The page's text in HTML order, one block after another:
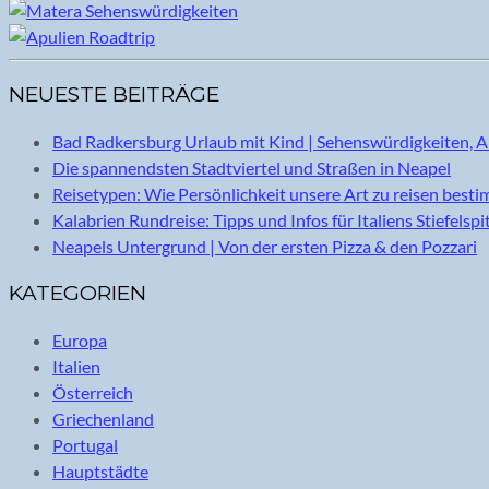
NEUESTE BEITRÄGE
Bad Radkersburg Urlaub mit Kind | Sehenswürdigkeiten,
Die spannendsten Stadtviertel und Straßen in Neapel
Reisetypen: Wie Persönlichkeit unsere Art zu reisen
Kalabrien Rundreise: Tipps und Infos für Italiens
Neapels Untergrund | Von der ersten Pizza & den Pozzari
KATEGORIEN
Europa
Italien
Österreich
Griechenland
Portugal
Hauptstädte